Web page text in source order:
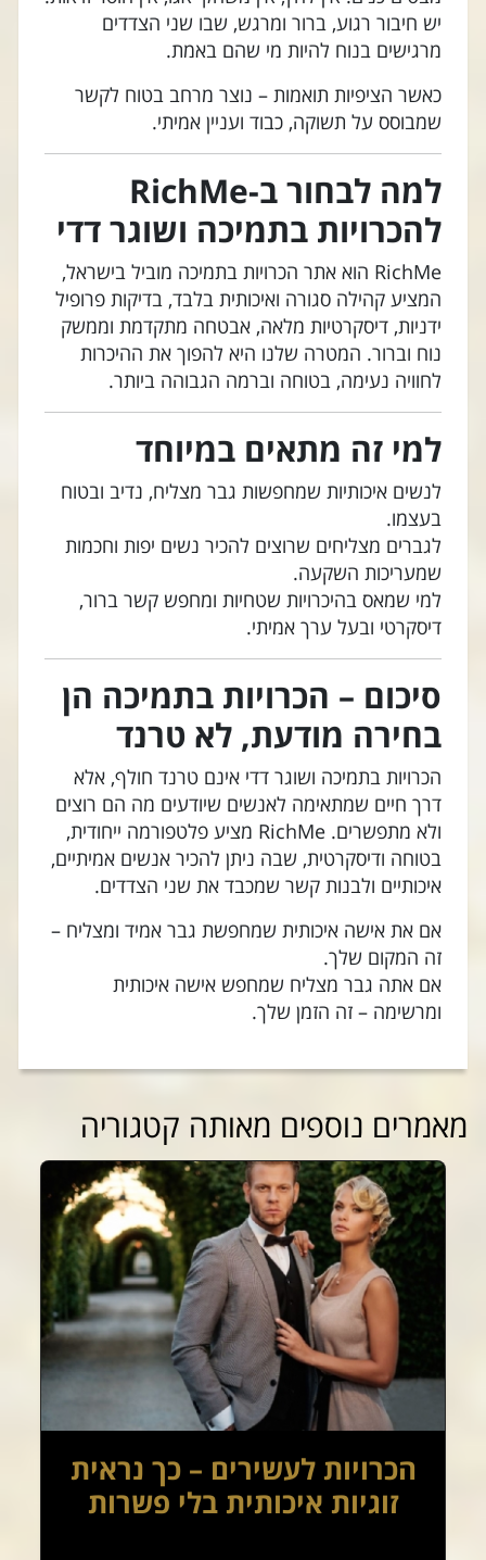
יש חיבור רגוע, ברור ומרגש, שבו שני הצדדים
מרגישים בנוח להיות מי שהם באמת.
כאשר הציפיות תואמות – נוצר מרחב בטוח לקשר
שמבוסס על תשוקה, כבוד ועניין אמיתי.
למה לבחור ב-RichMe
להכרויות בתמיכה ושוגר דדי
RichMe הוא אתר הכרויות בתמיכה מוביל בישראל,
המציע קהילה סגורה ואיכותית בלבד, בדיקות פרופיל
ידניות, דיסקרטיות מלאה, אבטחה מתקדמת וממשק
נוח וברור. המטרה שלנו היא להפוך את ההיכרות
לחוויה נעימה, בטוחה וברמה הגבוהה ביותר.
למי זה מתאים במיוחד
לנשים איכותיות שמחפשות גבר מצליח, נדיב ובטוח
בעצמו.
לגברים מצליחים שרוצים להכיר נשים יפות וחכמות
שמעריכות השקעה.
למי שמאס בהיכרויות שטחיות ומחפש קשר ברור,
דיסקרטי ובעל ערך אמיתי.
סיכום – הכרויות בתמיכה הן
בחירה מודעת, לא טרנד
הכרויות בתמיכה ושוגר דדי אינם טרנד חולף, אלא
דרך חיים שמתאימה לאנשים שיודעים מה הם רוצים
ולא מתפשרים. RichMe מציע פלטפורמה ייחודית,
בטוחה ודיסקרטית, שבה ניתן להכיר אנשים אמיתיים,
איכותיים ולבנות קשר שמכבד את שני הצדדים.
אם את אישה איכותית שמחפשת גבר אמיד ומצליח –
זה המקום שלך.
אם אתה גבר מצליח שמחפש אישה איכותית
ומרשימה – זה הזמן שלך.
מאמרים נוספים מאותה קטגוריה
הכרויות לעשירים – כך נראית
זוגיות איכותית בלי פשרות